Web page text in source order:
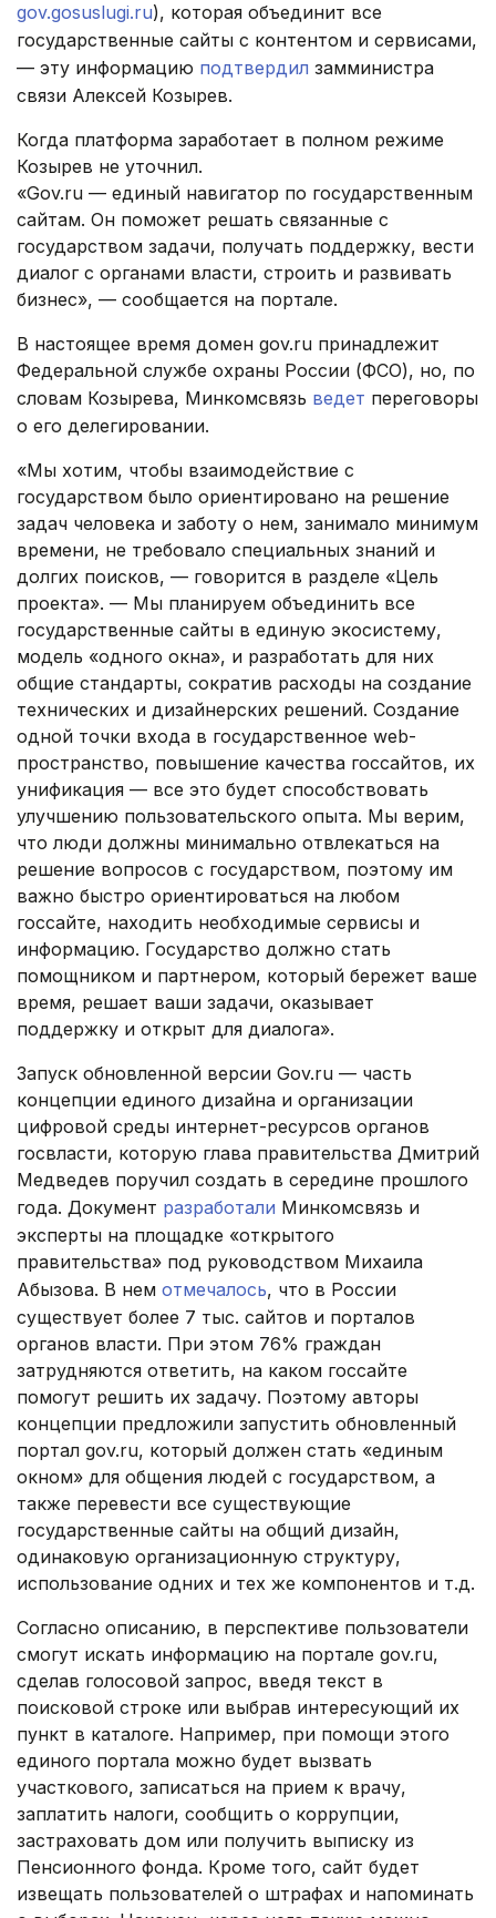
gov.gosuslugi.ru), которая объединит все
государственные сайты с контентом и сервисами,
— эту информацию подтвердил замминистра
связи Алексей Козырев.
Когда платформа заработает в полном режиме
Козырев не уточнил.
«Gov.ru — единый навигатор по государственным
сайтам. Он поможет решать связанные с
государством задачи, получать поддержку, вести
диалог с органами власти, строить и развивать
бизнес», — сообщается на портале.
В настоящее время домен gov.ru принадлежит
Федеральной службе охраны России (ФСО), но, по
словам Козырева, Минкомсвязь ведет переговоры
о его делегировании.
«Мы хотим, чтобы взаимодействие с
государством было ориентировано на решение
задач человека и заботу о нем, занимало минимум
времени, не требовало специальных знаний и
долгих поисков, — говорится в разделе «Цель
проекта». — Мы планируем объединить все
государственные сайты в единую экосистему,
модель «одного окна», и разработать для них
общие стандарты, сократив расходы на создание
технических и дизайнерских решений. Создание
одной точки входа в государственное web-
пространство, повышение качества госсайтов, их
унификация — все это будет способствовать
улучшению пользовательского опыта. Мы верим,
что люди должны минимально отвлекаться на
решение вопросов с государством, поэтому им
важно быстро ориентироваться на любом
госсайте, находить необходимые сервисы и
информацию. Государство должно стать
помощником и партнером, который бережет ваше
время, решает ваши задачи, оказывает
поддержку и открыт для диалога».
Запуск обновленной версии Gov.ru — часть
концепции единого дизайна и организации
цифровой среды интернет-ресурсов органов
госвласти, которую глава правительства Дмитрий
Медведев поручил создать в середине прошлого
года. Документ разработали Минкомсвязь и
эксперты на площадке «открытого
правительства» под руководством Михаила
Абызова. В нем отмечалось, что в России
существует более 7 тыс. сайтов и порталов
органов власти. При этом 76% граждан
затрудняются ответить, на каком госсайте
помогут решить их задачу. Поэтому авторы
концепции предложили запустить обновленный
портал gov.ru, который должен стать «единым
окном» для общения людей с государством, а
также перевести все существующие
государственные сайты на общий дизайн,
одинаковую организационную структуру,
использование одних и тех же компонентов и т.д.
Согласно описанию, в перспективе пользователи
смогут искать информацию на портале gov.ru,
сделав голосовой запрос, введя текст в
поисковой строке или выбрав интересующий их
пункт в каталоге. Например, при помощи этого
единого портала можно будет вызвать
участкового, записаться на прием к врачу,
заплатить налоги, сообщить о коррупции,
застраховать дом или получить выписку из
Пенсионного фонда. Кроме того, сайт будет
извещать пользователей о штрафах и напоминать